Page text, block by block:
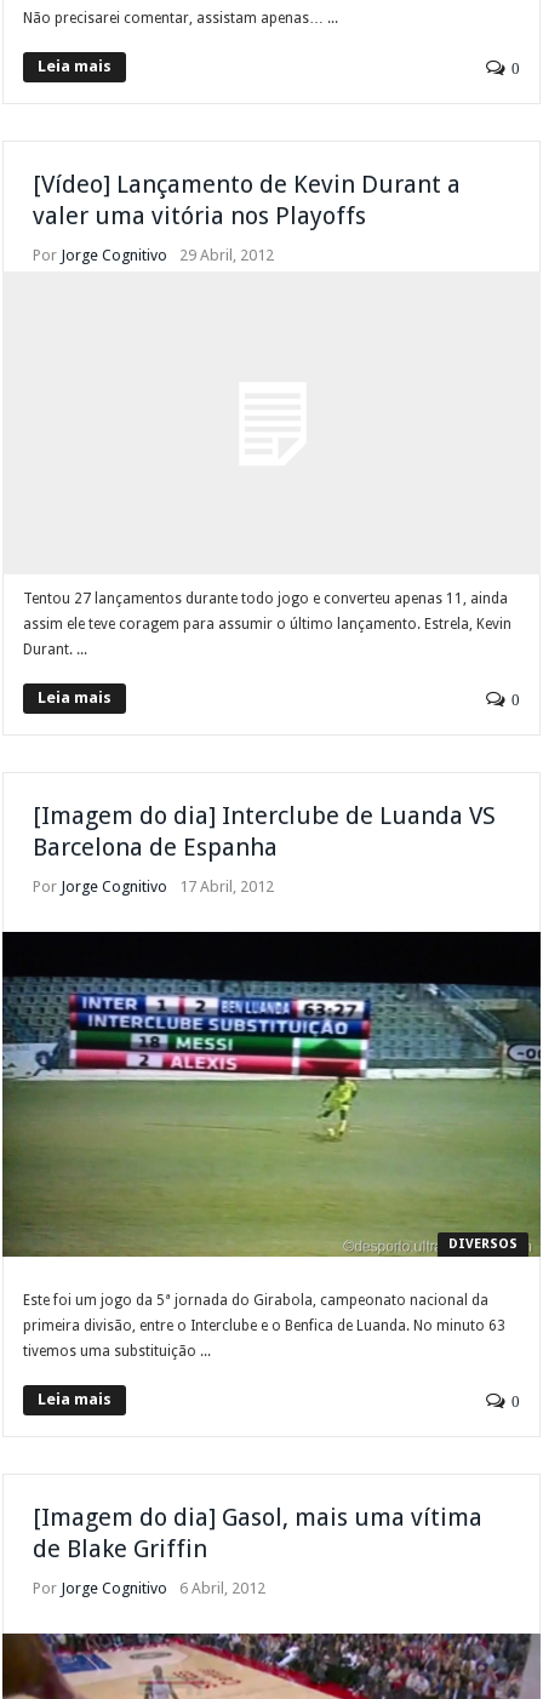
Não precisarei comentar, assistam apenas… ...
Leia mais 0
[Vídeo] Lançamento de Kevin Durant a
valer uma vitória nos Playoffs
Por Jorge Cognitivo 29 Abril, 2012
Tentou 27 lançamentos durante todo jogo e converteu apenas 11, ainda
assim ele teve coragem para assumir o último lançamento. Estrela, Kevin
Durant. ...
Leia mais 0
[Imagem do dia] Interclube de Luanda VS
Barcelona de Espanha
Por Jorge Cognitivo 17 Abril, 2012
DIVERSOS
Este foi um jogo da 5ª jornada do Girabola, campeonato nacional da
primeira divisão, entre o Interclube e o Benfica de Luanda. No minuto 63
tivemos uma substituição ...
Leia mais 0
[Imagem do dia] Gasol, mais uma vítima
de Blake Griffin
Por Jorge Cognitivo 6 Abril, 2012